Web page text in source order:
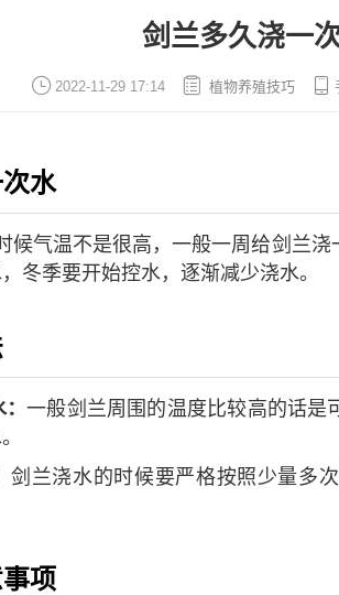
剑兰多久浇一
2022-11-29 17:14 植物养殖技巧
水
候气温不是很高，一般一周给剑兰
冬季要开始控水，逐渐减少浇水。
：一般剑兰周围的温度比较高的话是
剑兰浇水的时候要严格按照少量多
项